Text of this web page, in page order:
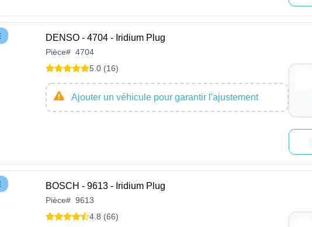
DENSO - 4704 - Iridium Plug
Pièce# 4704
5.0 (16)
Ajouter un véhicule pour garantir l'ajustement
BOSCH - 9613 - Iridium Plug
Pièce# 9613
4.8 (66)